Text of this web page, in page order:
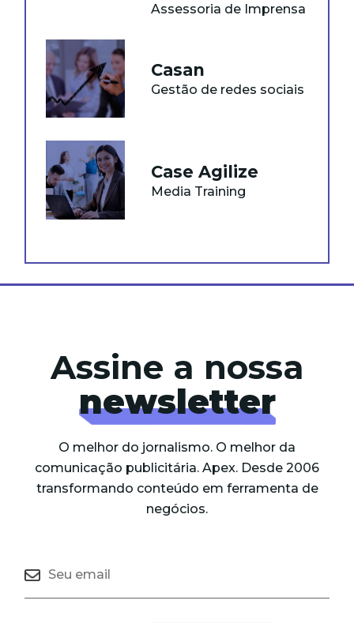
Assessoria de Imprensa
Casan
Gestão de redes sociais
Case Agilize
Media Training
Assine a nossa
newsletter
O melhor do jornalismo. O melhor da
comunicação publicitária. Apex. Desde 2006
transformando conteúdo em ferramenta de
negócios.